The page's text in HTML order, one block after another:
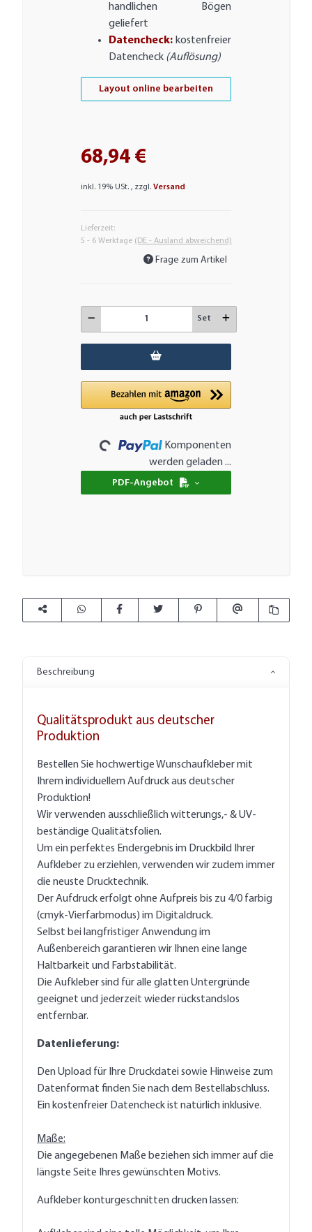
handlichen Bögen
geliefert
Datencheck: kostenfreier
Datencheck (Auflösung)
Layout online bearbeiten
68,94 €
inkl. 19% USt. , zzgl.Versand
Lieferzeit:
5 - 6 Werktage (DE - Ausland abweichend)
Frage zum Artikel
Set
Loading...
Komponenten
werden geladen ...
PDF-Angebot
Beschreibung
Qualitätsprodukt aus deutscher
Produktion
Bestellen Sie hochwertige Wunschaufkleber mit
Ihrem individuellem Aufdruck aus deutscher
Produktion!
Wir verwenden ausschließlich witterungs,- & UV-
beständige Qualitätsfolien.
Um ein perfektes Endergebnis im Druckbild Ihrer
Aufkleber zu erziehlen, verwenden wir zudem immer
die neuste Drucktechnik.
Der Aufdruck erfolgt ohne Aufpreis bis zu 4/0 farbig
(cmyk-Vierfarbmodus) im Digitaldruck.
Selbst bei langfristiger Anwendung im
Außenbereich garantieren wir Ihnen eine lange
Haltbarkeit und Farbstabilität.
Die Aufkleber sind für alle glatten Untergründe
geeignet und jederzeit wieder rückstandslos
entfernbar.
Datenlieferung:
Den Upload für Ihre Druckdatei sowie Hinweise zum
Datenformat finden Sie nach dem Bestellabschluss.
Ein kostenfreier Datencheck ist natürlich inklusive.
Maße:
Die angegebenen Maße beziehen sich immer auf die
längste Seite Ihres gewünschten Motivs.
Aufkleber konturgeschnitten drucken lassen: